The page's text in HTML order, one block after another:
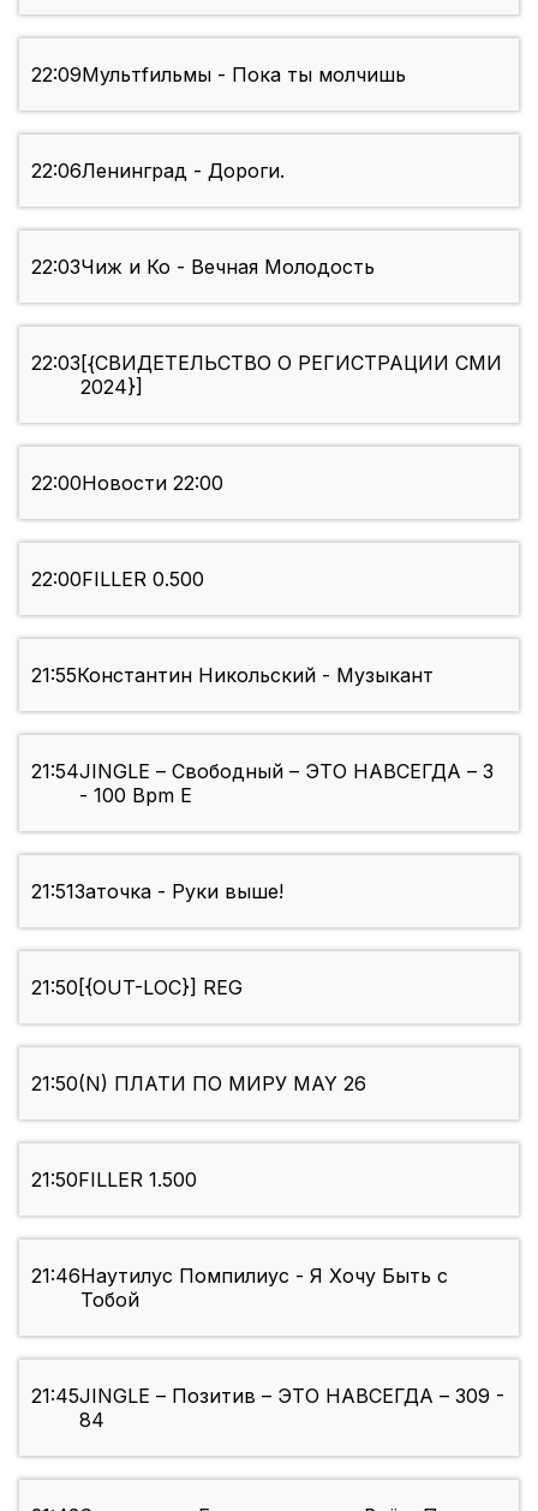
22:09Мультfильмы - Пока ты молчишь
22:06Ленинград - Дороги.
22:03Чиж и Ко - Вечная Молодость
22:03 [{СВИДЕТЕЛЬСТВО О РЕГИСТРАЦИИ СМИ
2024}]
22:00Новости 22:00
22:00FILLER 0.500
21:55Константин Никольский - Музыкант
21:54JINGLE – Свободный – ЭТО НАВСЕГДА – 3
- 100 Bpm E
21:51Заточка - Руки выше!
21:50 [{OUT-LOC}] REG
21:50(N) ПЛАТИ ПО МИРУ MAY 26
21:50FILLER 1.500
21:46Наутилус Помпилиус - Я Хочу Быть с
Тобой
21:45JINGLE – Позитив – ЭТО НАВСЕГДА – 309 -
84